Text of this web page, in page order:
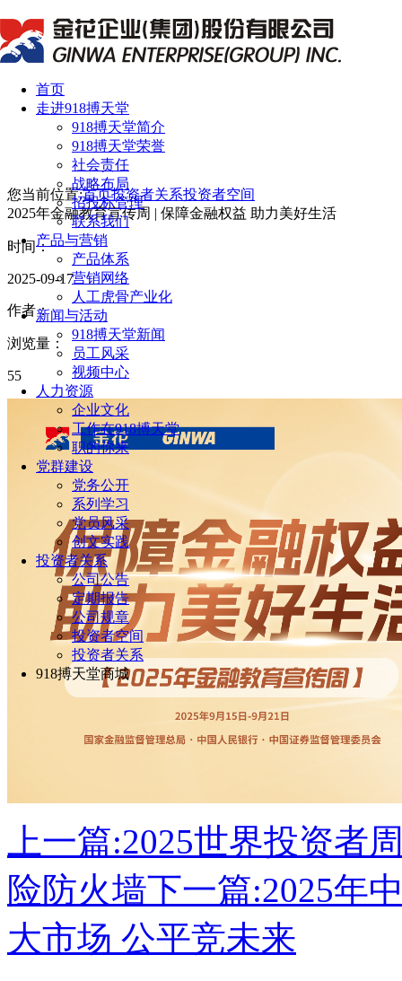
首页
走进918搏天堂
918搏天堂简介
918搏天堂荣誉
社会责任
战略布局
招投标管理
联系我们
产品与营销
产品体系
营销网络
人工虎骨产业化
新闻与活动
918搏天堂新闻
员工风采
视频中心
人力资源
企业文化
工作在918搏天堂
职的你来
党群建设
党务公开
系列学习
党员风采
创文实践
投资者关系
公司公告
定期报告
公司规章
投资者空间
投资者关系
918搏天堂商城
您当前位置:首页投资者关系投资者空间
2025年金融教育宣传周 | 保障金融权益 助力美好生活
时间：
2025-09-17
作者：
浏览量：
55
上一篇:2025世界投资者
险防火墙下一篇:2025年
大市场 公平竞未来